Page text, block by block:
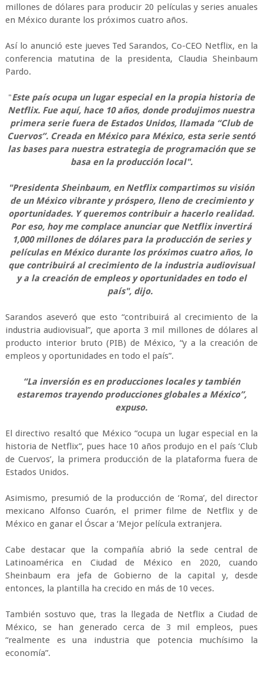
millones de dólares para producir 20 películas y series anuales
en México durante los próximos cuatro años.
Así lo anunció este jueves Ted Sarandos, Co-CEO Netflix, en la
conferencia matutina de la presidenta, Claudia Sheinbaum
Pardo.
"Este país ocupa un lugar especial en la propia historia de
Netflix. Fue aquí, hace 10 años, donde produjimos nuestra
primera serie fuera de Estados Unidos, llamada “Club de
Cuervos”. Creada en México para México, esta serie sentó
las bases para nuestra estrategia de programación que se
basa en la producción local".
"Presidenta Sheinbaum, en Netflix compartimos su visión
de un México vibrante y próspero, lleno de crecimiento y
oportunidades. Y queremos contribuir a hacerlo realidad.
Por eso, hoy me complace anunciar que Netflix invertirá
1,000 millones de dólares para la producción de series y
películas en México durante los próximos cuatro años, lo
que contribuirá al crecimiento de la industria audiovisual
y a la creación de empleos y oportunidades en todo el
país", dijo.
Sarandos aseveró que esto “contribuirá al crecimiento de la
industria audiovisual”, que aporta 3 mil millones de dólares al
producto interior bruto (PIB) de México, “y a la creación de
empleos y oportunidades en todo el país”.
“La inversión es en producciones locales y también
estaremos trayendo producciones globales a México”,
expuso.
El directivo resaltó que México “ocupa un lugar especial en la
historia de Netflix”, pues hace 10 años produjo en el país ‘Club
de Cuervos’, la primera producción de la plataforma fuera de
Estados Unidos.
Asimismo, presumió de la producción de ‘Roma’, del director
mexicano Alfonso Cuarón, el primer filme de Netflix y de
México en ganar el Óscar a ‘Mejor película extranjera.
Cabe destacar que la compañía abrió la sede central de
Latinoamérica en Ciudad de México en 2020, cuando
Sheinbaum era jefa de Gobierno de la capital y, desde
entonces, la plantilla ha crecido en más de 10 veces.
También sostuvo que, tras la llegada de Netflix a Ciudad de
México, se han generado cerca de 3 mil empleos, pues
“realmente es una industria que potencia muchísimo la
economía”.